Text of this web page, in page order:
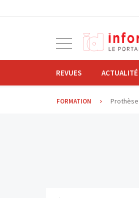
navigation
REVUES ACTUALITÉ
FORMATION Prothèse